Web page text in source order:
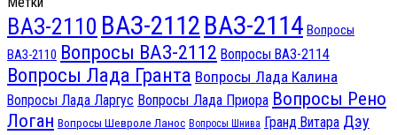
ВАЗ-2110 ВАЗ-2112 ВАЗ-2114 Вопросы
ВАЗ-2110 Вопросы ВАЗ-2112 Вопросы ВАЗ-2114
Вопросы Лада Гранта Вопросы Лада Калина
Вопросы Лада Ларгус Вопросы Лада Приора Вопросы Рено
Логан Вопросы Шевроле Ланос Вопросы Шнива Гранд Витара Дэу